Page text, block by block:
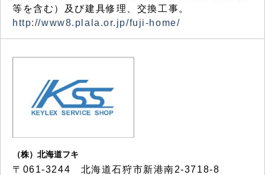
等を含む）及び建具修理、交換工事。
http://www8.plala.or.jp/fuji-home/
（株）北海道フキ
〒061-3244 北海道石狩市新港南2-3718-8